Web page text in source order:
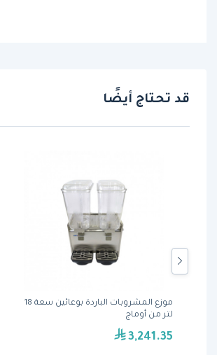
قد تحتاج أيضًا
موزع المشروبات الباردة بوعائين سعة 18
لتر من أوماج
3,241.35